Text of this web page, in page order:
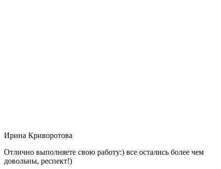
Ирина Криворотова
Отлично выполняете свою работу:) все остались более чем
довольны, респект!)